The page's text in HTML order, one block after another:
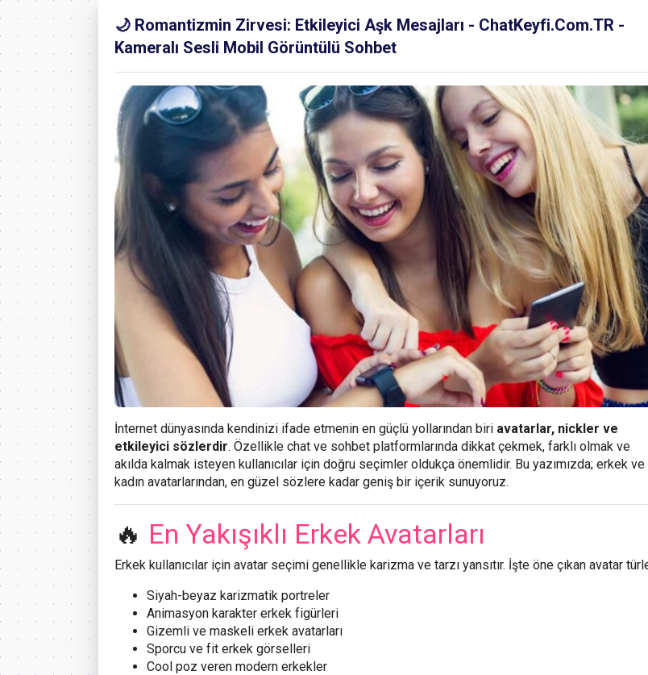
🌙 Romantizmin Zirvesi: Etkileyici Aşk Mesajları - ChatKeyfi.Com.TR -
Kameralı Sesli Mobil Görüntülü Sohbet
İnternet dünyasında kendinizi ifade etmenin en güçlü yollarından biri avatarlar, nickler ve
etkileyici sözlerdir. Özellikle chat ve sohbet platformlarında dikkat çekmek, farklı olmak ve
akılda kalmak isteyen kullanıcılar için doğru seçimler oldukça önemlidir. Bu yazımızda; erkek ve
kadın avatarlarından, en güzel sözlere kadar geniş bir içerik sunuyoruz.
🔥 En Yakışıklı Erkek Avatarları
Erkek kullanıcılar için avatar seçimi genellikle karizma ve tarzı yansıtır. İşte öne çıkan avatar
Siyah-beyaz karizmatik portreler
Animasyon karakter erkek figürleri
Gizemli ve maskeli erkek avatarları
Sporcu ve fit erkek görselleri
Cool poz veren modern erkekler